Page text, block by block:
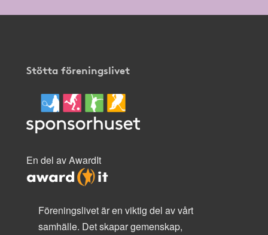
Stötta föreningslivet
En del av AwardIt
Föreningslivet är en viktig del av vårt
samhälle. Det skapar gemenskap,